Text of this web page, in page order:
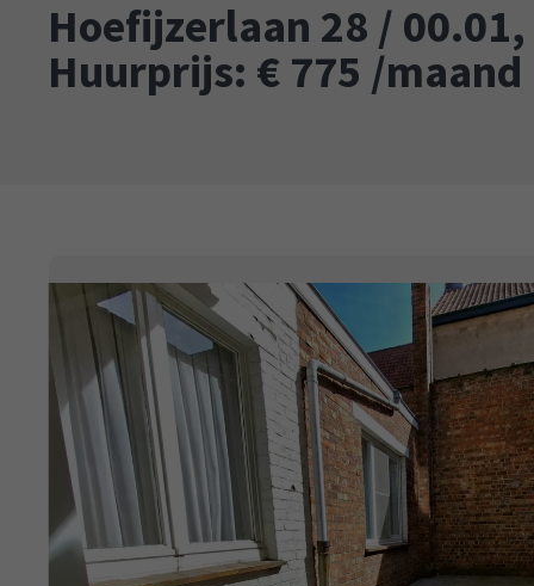
Hoefijzerlaan 28 /
Huurprijs: € 775 /maand